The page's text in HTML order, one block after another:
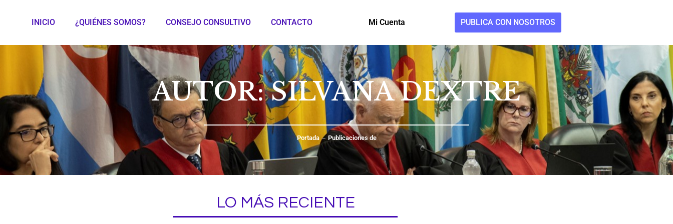
INICIO ¿QUIÉNES SOMOS? CONSEJO CONSULTIVO CONTACTO Mi Cuenta PUBLICA CON NOSOTROS
AUTOR:SILVANA DEXTRE
Portada Publicaciones de
LO MÁS RECIENTE